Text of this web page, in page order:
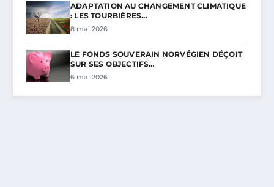
ADAPTATION AU CHANGEMENT CLIMATIQUE
: LES TOURBIÈRES…
8 mai 2026
LE FONDS SOUVERAIN NORVÉGIEN DÉÇOIT
SUR SES OBJECTIFS…
6 mai 2026